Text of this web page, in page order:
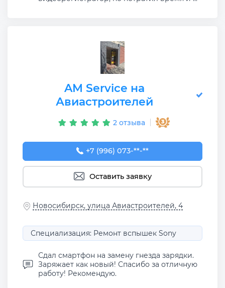
AM Service на
Авиастроителей
2 отзыва
+7 (996) 073-00-25
+7 (996) 073-**-**
Оставить заявку
Новосибирск, улица Авиастроителей, 4
Специализация: Ремонт вспышек Sony
Сдал смартфон на замену гнезда зарядки.
Заряжает как новый! Спасибо за отличную
работу! Рекомендую.